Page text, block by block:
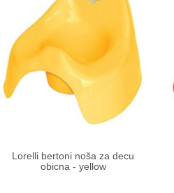
Lorelli bertoni noša za decu
obicna - yellow